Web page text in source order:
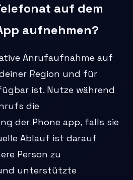
auf dem
aufnehmen?
Anrufaufnahme auf
Region und für
ist. Nutze während
die
der Phone app, falls sie
Ablauf ist darauf
Person zu
unterstützte